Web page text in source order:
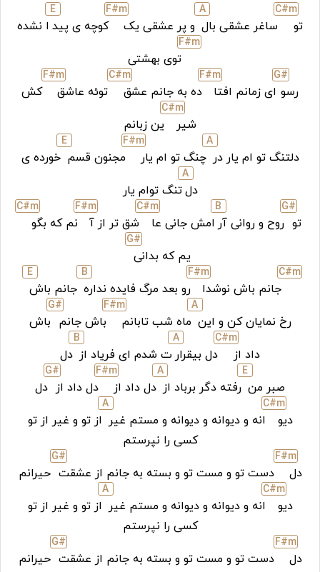
تو
C#m
ساغر عشقی بال
A
و پر عشقی یک
F#m
کوچه ی پید
E
ا نشده
F#m
توی بهشتی
رسو
G#
ای زمانم افتا
F#m
ده به جانم عشق
C#m
توئه عاشق
F#m
کش
شیر
C#m
ین زبانم
دلتنگ تو ام یار در
A
چنگ تو ام یار
F#m
مجنون قسم
E
خورده ی
دل
A
تنگ توام یار
تو
G#
روح و روانی آر
B
امش جانی عا
C#m
شق تر از آ
F#m
نم که بگو
C#m
یم که بدانی
G#
C#m
جانم باش نوشدا
F#m
رو بعد مرگ فایده نداره
B
جانم باش
E
رخ نمایان کن و این
A
ماه شب تابانم
F#m
باش جانم
G#
باش
داد از
C#m
دل بیقرار
A
ت شدم ای فریاد از
B
دل
صبر من
E
رفته دگر برباد از
A
دل داد از
F#m
دل داد از
G#
دل
دیو
C#m
انه و دیوانه و دیوانه و مستم غیر
A
از تو و غیر از تو
کسی را نپرستم
دل
F#m
دست تو و مست تو و بسته به جانم از عشقت
G#
حیرانم
دیو
C#m
انه و دیوانه و دیوانه و مستم غیر
A
از تو و غیر از تو
کسی را نپرستم
دل
F#m
دست تو و مست تو و بسته به جانم از عشقت
G#
حیرانم